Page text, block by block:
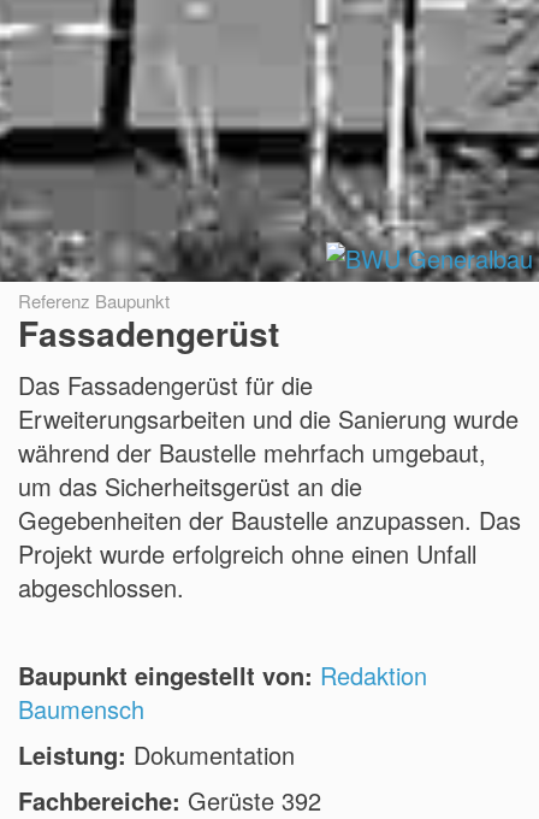
Referenz Baupunkt
Fassadengerüst
Das Fassadengerüst für die
Erweiterungsarbeiten und die Sanierung wurde
während der Baustelle mehrfach umgebaut,
um das Sicherheitsgerüst an die
Gegebenheiten der Baustelle anzupassen. Das
Projekt wurde erfolgreich ohne einen Unfall
abgeschlossen.
Baupunkt eingestellt von: Redaktion
Baumensch
Leistung: Dokumentation
Fachbereiche: Gerüste 392